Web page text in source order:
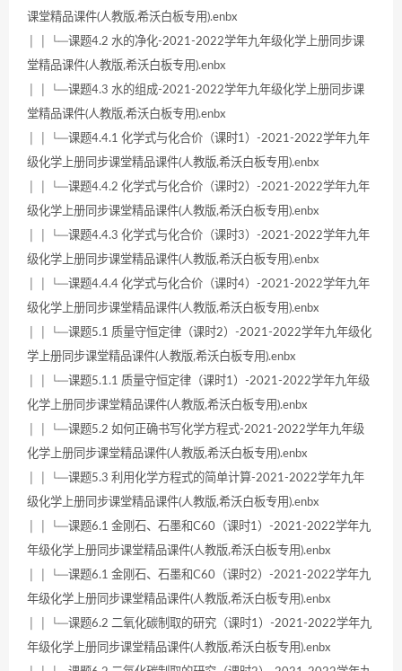
课堂精品课件(人教版,希沃白板专用).enbx
│ │ └─课题4.2 水的净化-2021-2022学年九年级化学上册同步课
堂精品课件(人教版,希沃白板专用).enbx
│ │ └─课题4.3 水的组成-2021-2022学年九年级化学上册同步课
堂精品课件(人教版,希沃白板专用).enbx
│ │ └─课题4.4.1 化学式与化合价（课时1）-2021-2022学年九年
级化学上册同步课堂精品课件(人教版,希沃白板专用).enbx
│ │ └─课题4.4.2 化学式与化合价（课时2）-2021-2022学年九年
级化学上册同步课堂精品课件(人教版,希沃白板专用).enbx
│ │ └─课题4.4.3 化学式与化合价（课时3）-2021-2022学年九年
级化学上册同步课堂精品课件(人教版,希沃白板专用).enbx
│ │ └─课题4.4.4 化学式与化合价（课时4）-2021-2022学年九年
级化学上册同步课堂精品课件(人教版,希沃白板专用).enbx
│ │ └─课题5.1 质量守恒定律（课时2）-2021-2022学年九年级化
学上册同步课堂精品课件(人教版,希沃白板专用).enbx
│ │ └─课题5.1.1 质量守恒定律（课时1）-2021-2022学年九年级
化学上册同步课堂精品课件(人教版,希沃白板专用).enbx
│ │ └─课题5.2 如何正确书写化学方程式-2021-2022学年九年级
化学上册同步课堂精品课件(人教版,希沃白板专用).enbx
│ │ └─课题5.3 利用化学方程式的简单计算-2021-2022学年九年
级化学上册同步课堂精品课件(人教版,希沃白板专用).enbx
│ │ └─课题6.1 金刚石、石墨和C60（课时1）-2021-2022学年九
年级化学上册同步课堂精品课件(人教版,希沃白板专用).enbx
│ │ └─课题6.1 金刚石、石墨和C60（课时2）-2021-2022学年九
年级化学上册同步课堂精品课件(人教版,希沃白板专用).enbx
│ │ └─课题6.2 二氧化碳制取的研究（课时1）-2021-2022学年九
年级化学上册同步课堂精品课件(人教版,希沃白板专用).enbx